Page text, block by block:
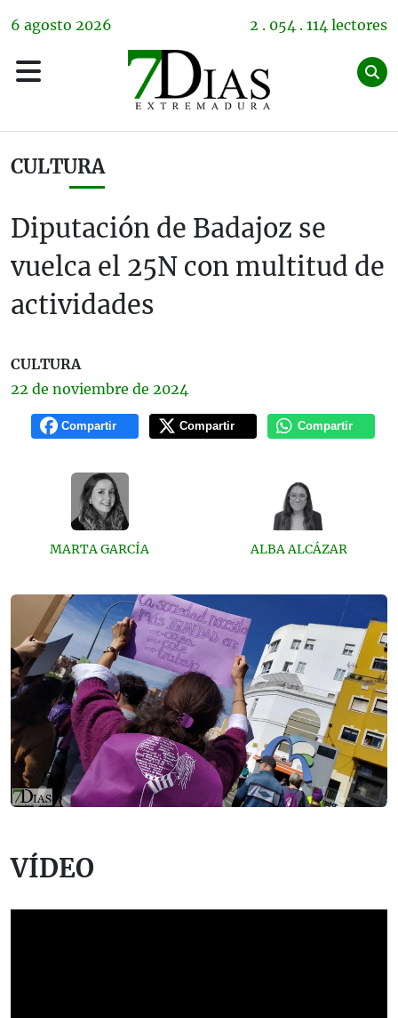
6 agosto 2026 2 . 054 . 114 lectores
CULTURA
Diputación de Badajoz se
vuelca el 25N con multitud de
actividades
CULTURA
22 de noviembre de 2024
Compartir Compartir Compartir
MARTA GARCÍA ALBA ALCÁZAR
VÍDEO